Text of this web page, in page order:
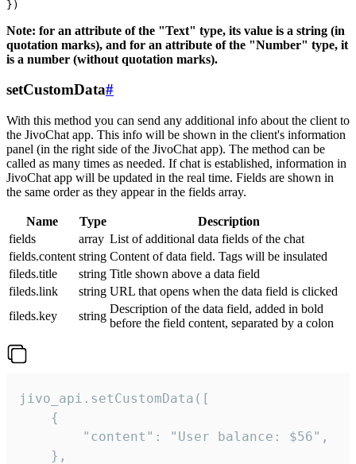
Note: for an attribute of the "Text" type, its value is a string (in
quotation marks), and for an attribute of the "Number" type, it
is a number (without quotation marks).
setCustomData#
With this method you can send any additional info about the client to
the JivoChat app. This info will be shown in the client's information
panel (in the right side of the JivoChat app). The method can be
called as many times as needed. If chat is established, information in
JivoChat app will be updated in the real time. Fields are shown in
the same order as they appear in the fields array.
Name Type
Description
fields
array List of additional data fields of the chat
fields.content string Content of data field. Tags will be insulated
fileds.title
string Title shown above a data field
fileds.link
string URL that opens when the data field is clicked
fileds.key
string
Description of the data field, added in bold
before the field content, separated by a colon
jivo_api.setCustomData([
    {
        "content": "User balance: $56",
    },